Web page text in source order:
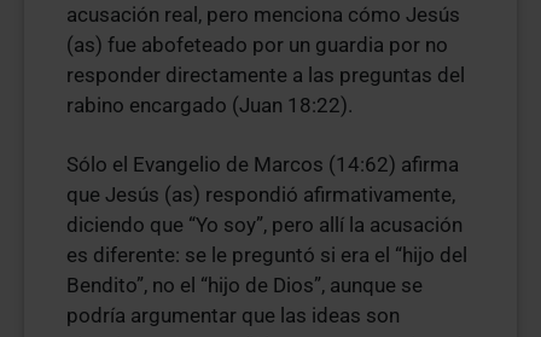
acusación real, pero menciona cómo Jesús
(as) fue abofeteado por un guardia por no
responder directamente a las preguntas del
rabino encargado (Juan 18:22).
Sólo el Evangelio de Marcos (14:62) afirma
que Jesús (as) respondió afirmativamente,
diciendo que “Yo soy”, pero allí la acusación
es diferente: se le preguntó si era el “hijo del
Bendito”, no el “hijo de Dios”, aunque se
podría argumentar que las ideas son